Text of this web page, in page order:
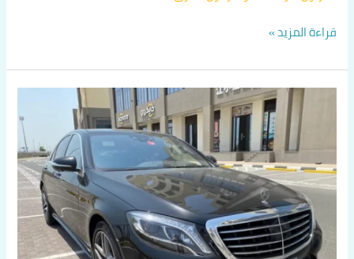
قراءة المزيد »
تكسيات
الفروانية
اتصل
بنا
60036648